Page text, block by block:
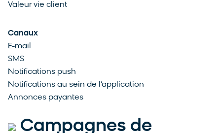
Valeur vie client
Canaux
E-mail
SMS
Notifications push
Notifications au sein de l’application
Annonces payantes
Campagnes de